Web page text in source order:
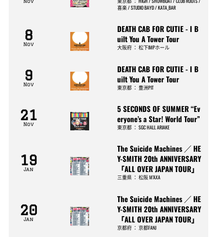
喜楽 / STUDIO BAYD / KATA_BAR
8
Nov
DEATH CAB FOR CUTIE - I B
uilt You A Tower Tour
大阪府 ：松下IMPホール
9
Nov
DEATH CAB FOR CUTIE - I B
uilt You A Tower Tour
東京都 ：豊洲PIT
21
Nov
5 SECONDS OF SUMMER “Ev
eryone’s a Star! World Tour”
東京都 ：SGC HALL ARIAKE
19
Jan
The Suicide Machines ／ HE
Y-SMITH 20th ANNIVERSARY
「ALL OVER JAPAN TOUR」
三重県 ：松阪 M’AXA
20
Jan
The Suicide Machines ／ HE
Y-SMITH 20th ANNIVERSARY
「ALL OVER JAPAN TOUR」
京都府 ：京都FANJ